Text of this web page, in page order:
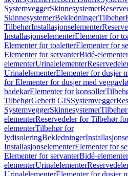
SystemveggerSkinnesystemer
SkinnesystemerBekledningerTilbehør
TilbehørInstallasjonselementer
InstallasjonselementerElementer for
Elementer for toaletterElementer for
Elementer for servanterBidé-elementer
elementerUrinalelementer
UrinalelementerElementer for dusjer
for Elementer for dusjer med
badekarElementer for konsoller
TilbehørGeberit GISSystemvegger
SystemveggerSkinnesystemer
elementerReservedeler for Tilbehør
elementerTilbehør for
lydisoleringBekledninger
InstallasjonselementerElementer for
Elementer for servanterBidé-elementer
elementerUrinalelementer
UrinalelementerElementer for dusjer